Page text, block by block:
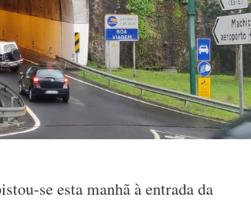
se esta manhã à entrada da